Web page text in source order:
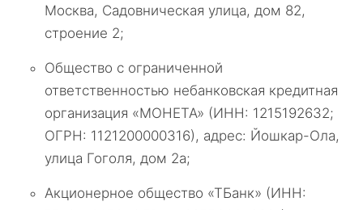
Москва, Садовническая улица, дом 82,
строение 2;
Общество с ограниченной
ответственностью небанковская кредитная
организация «МОНЕТА» (ИНН: 1215192632;
ОГРН: 1121200000316), адрес: Йошкар-Ола,
улица Гоголя, дом 2а;
Акционерное общество «ТБанк» (ИНН: